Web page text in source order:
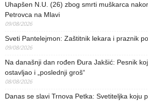
Uhapšen N.U. (26) zbog smrti muškarca
Petrovca na Mlavi
09/08/2026
Sveti Pantelejmon: Zaštitnik lekara i praznik
09/08/2026
Na današnji dan rođen Đura Jakšić: Pesnik
ostavljao i „poslednji groš“
08/08/2026
Danas se slavi Trnova Petka: Svetiteljka koju